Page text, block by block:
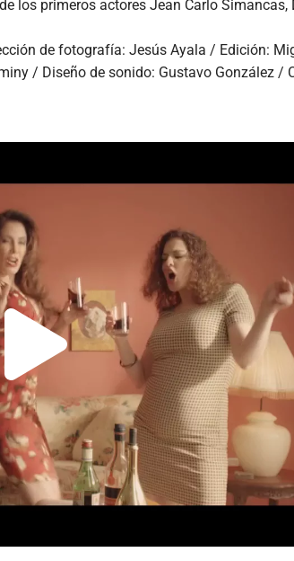
los primeros actores Jean Carlo
de fotografía: Jesús Ayala / Edición:
/ Diseño de sonido: Gustavo González /